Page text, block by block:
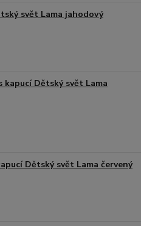
svět Lama jahodový
kapucí Dětský svět Lama
Dětský svět Lama červený